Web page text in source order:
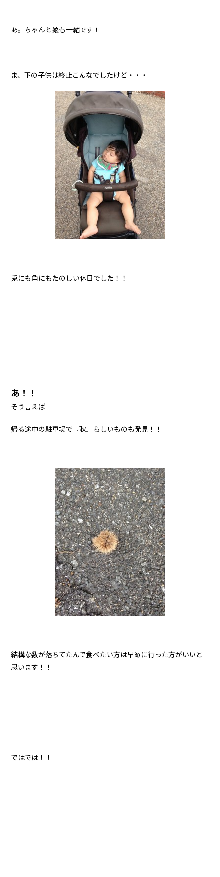
あ。ちゃんと娘も一緒です！
ま、下の子供は終止こんなでしたけど・・・
兎にも角にもたのしい休日でした！！
あ！！
そう言えば
帰る途中の駐車場で『秋』らしいものも発見！！
結構な数が落ちてたんで食べたい方は早めに行った方がいいと
思います！！
ではでは！！